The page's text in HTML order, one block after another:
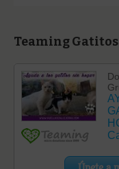
Teaming Gatitos